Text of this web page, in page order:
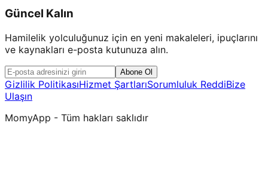
Güncel Kalın
Hamilelik yolculuğunuz için en yeni makaleleri, ipuçlarını
ve kaynakları e-posta kutunuza alın.
Abone Ol
Gizlilik PolitikasıHizmet ŞartlarıSorumluluk ReddiBize
Ulaşın
MomyApp - Tüm hakları saklıdır